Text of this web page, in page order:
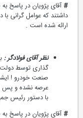
آقای پژویان در پاسخ به
داشتند که عوامل گرانی با
ارائه شده است .
نظر آقای فولادگر :
گذاری توسط دولت
صنعت خودرو !
عرصه نشده و پس از
با دستور رئیس